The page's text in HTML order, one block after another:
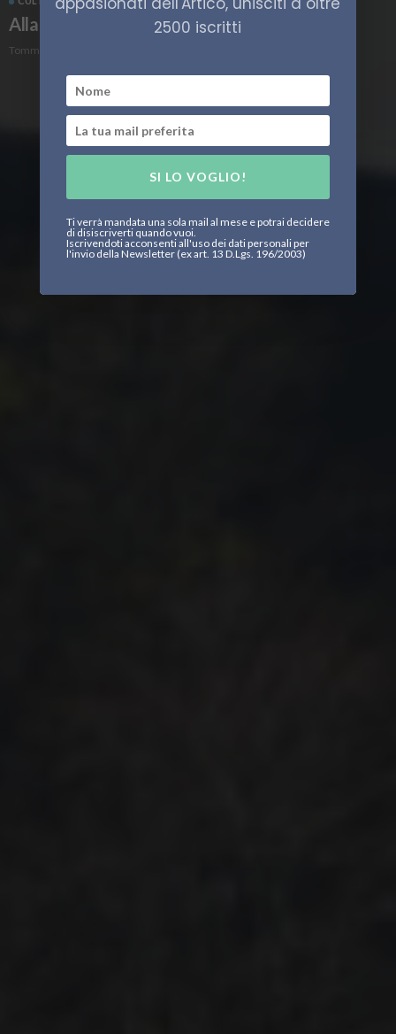
Alla scoperta del Museo Fram di Oslo
Tommaso Bontempi
2500 iscritti
SI LO VOGLIO!
Ti verrà mandata una sola mail al mese e potrai decidere
di disiscriverti quando vuoi.
Iscrivendoti acconsenti all'uso dei dati personali per
l'invio della Newsletter (ex art. 13 D.Lgs. 196/2003)